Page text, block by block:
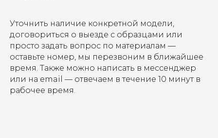
Уточнить наличие конкретной модели,
договориться о выезде с образцами или
просто задать вопрос по материалам —
оставьте номер, мы перезвоним в ближайшее
время. Также можно написать в мессенджер
или на email — отвечаем в течение 10 минут в
рабочее время.